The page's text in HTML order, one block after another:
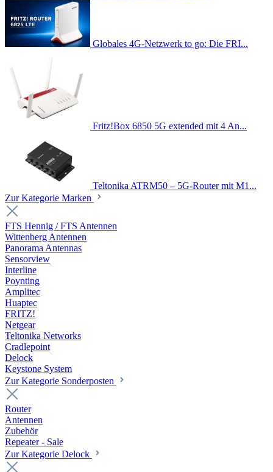
Globales 4G-Netzwerk to go: Die FRI...
Fritz!Box 6850 5G extended mit 4 An...
Teltonika ATRM50 – 5G-Router mit M1...
Zur Kategorie Marken
FTS Hennig / FTS Antennen
Wittenberg Antennen
Panorama Antennas
Sensorview
Interline
Poynting
Amplitec
Huaptec
FRITZ!
Netgear
Teltonika Networks
Cradlepoint
Delock
Keystone System
Zur Kategorie Sonderposten
Router
Antennen
Zubehör
Repeater - Sale
Zur Kategorie Delock